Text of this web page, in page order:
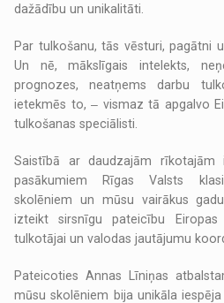
dažādību un unikalitāti.
Par tulkošanu, tās vēsturi, pagātni
Un nē, mākslīgais intelekts,
prognozes, neatņems darbu
ietekmēs to, ‒ vismaz tā apgalvo
tulkošanas speciālisti.
Saistībā ar daudzajām rīkotajām
pasākumiem Rīgas Valsts
skolēniem un mūsu vairākus
izteikt sirsnīgu pateicību Eiropas
tulkotājai un valodas jautājumu
Pateicoties Annas Līniņas
mūsu skolēniem bija unikāla